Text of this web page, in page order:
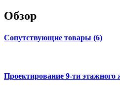
Обзор
Сопутствующие товары (6)
Проектирование 9-ти этажного